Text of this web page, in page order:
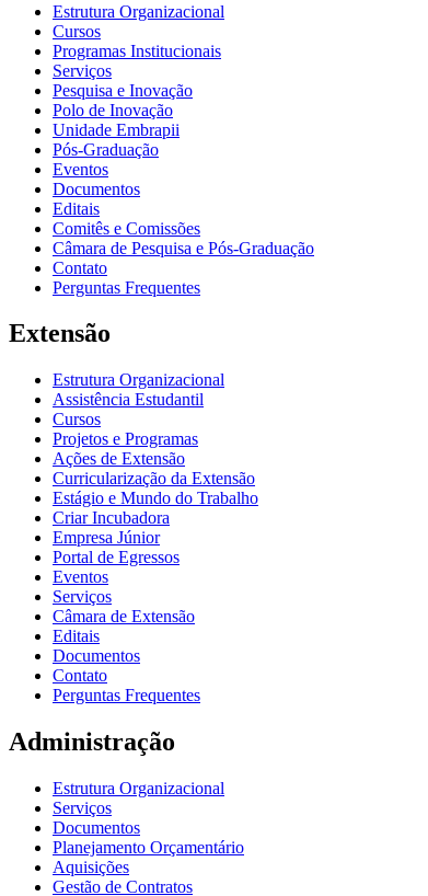
Estrutura Organizacional
Cursos
Programas Institucionais
Serviços
Pesquisa e Inovação
Polo de Inovação
Unidade Embrapii
Pós-Graduação
Eventos
Documentos
Editais
Comitês e Comissões
Câmara de Pesquisa e Pós-Graduação
Contato
Perguntas Frequentes
Extensão
Estrutura Organizacional
Assistência Estudantil
Cursos
Projetos e Programas
Ações de Extensão
Curricularização da Extensão
Estágio e Mundo do Trabalho
Criar Incubadora
Empresa Júnior
Portal de Egressos
Eventos
Serviços
Câmara de Extensão
Editais
Documentos
Contato
Perguntas Frequentes
Administração
Estrutura Organizacional
Serviços
Documentos
Planejamento Orçamentário
Aquisições
Gestão de Contratos